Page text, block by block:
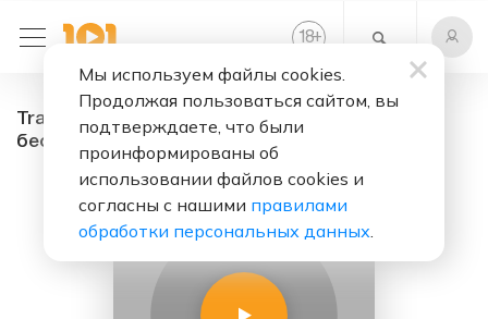
18+
Trance Sessions - радио онлайн. Слушать
бесплатно
Мы используем файлы cookies.
Продолжая пользоваться сайтом, вы
подтверждаете, что были
проинформированы об
использовании файлов cookies и
согласны с нашими правилами
обработки персональных данных.